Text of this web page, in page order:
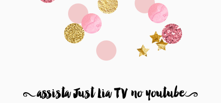
8assista Just Lia TV no youtube9